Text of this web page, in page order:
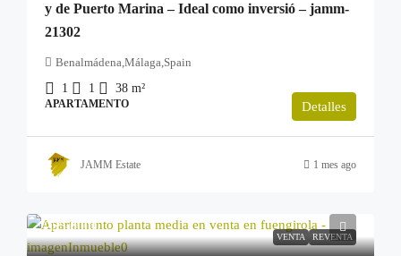
y de Puerto Marina – Ideal como inversió – jamm-
21302
Benalmádena,Málaga,Spain
1
1 38 m²
APARTAMENTO Detalles
JAMM Estate 1 mes ago
VENTA REVENTA
255.000€